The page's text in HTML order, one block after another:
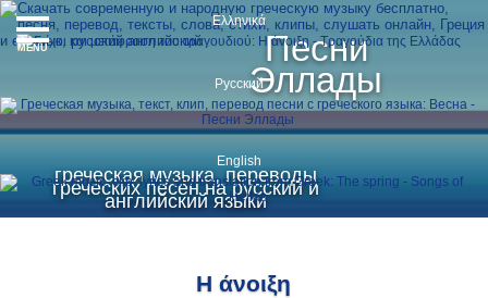
Песни
Эллады
греческая музыка, переводы
греческих песен на русский и
английский языки
Ελληνικά
Русский
English
MENU
Η άνοιξη